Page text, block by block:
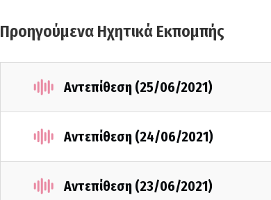
Προηγούμενα Ηχητικά Εκπομπής
Αντεπίθεση (25/06/2021)
Αντεπίθεση (24/06/2021)
Αντεπίθεση (23/06/2021)